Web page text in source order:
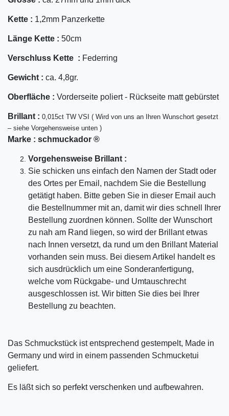
Kette : 1,2mm Panzerkette
Länge Kette : 50cm
Verschluss Kette : Federring
Gewicht : ca. 4,8gr.
Oberfläche : Vorderseite poliert - Rückseite matt gebürstet
Bril lant : 0,015ct TW VSI ( Wird von uns an Ihren Wunschort gesetzt
– siehe Vorgehensweise unten )
Marke : schmuckador ®
Vorgehensweise Brillant :
Sie schicken uns einfach den Namen der Stadt oder
des Ortes per Email, nachdem Sie die Bestellung
getätigt haben. Bitte geben Sie in dieser Email auch
die Bestellnummer mit an, damit wir dies schnell Ihrer
Bestellung zuordnen können. Sollte der Wunschort
zu nah am Rand liegen, so wird der Brillant etwas
nach Innen versetzt, da rund um den Brillant Material
vorhanden sein muss. Bei diesem Artikel handelt es
sich ausdrücklich um eine Sonderanfertigung,
welche vom Rückgabe- und Umtauschrecht
ausgeschlossen ist. Wir bitten Sie dies bei Ihrer
Bestellung zu beachten.
Das Schmuckstück ist entsprechend gestempelt, Made in
Germany und wird in einem passenden Schmucketui
geliefert.
Es läßt sich so perfekt verschenken und aufbewahren.